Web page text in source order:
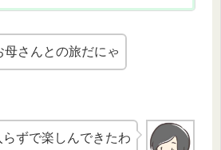
母さんとの旅だにゃ
らずで楽しんできたわ